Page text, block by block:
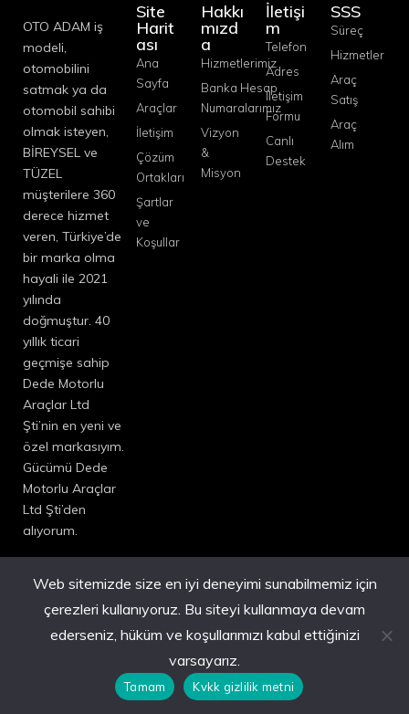
OTO ADAM iş
modeli,
otomobilini
satmak ya da
otomobil sahibi
olmak isteyen,
BİREYSEL ve
TÜZEL
müşterilere 360
derece hizmet
veren, Türkiye’de
bir marka olma
hayali ile 2021
yılında
doğmuştur. 40
yıllık ticari
geçmişe sahip
Dede Motorlu
Araçlar Ltd
Şti’nin en yeni ve
özel markasıyım.
Gücümü Dede
Motorlu Araçlar
Ltd Şti’den
alıyorum.
Site
Harit
ası
Ana
Sayfa
Araçlar
İletişim
Çözüm
Ortakları
Şartlar
ve
Koşullar
Hakkı
mızd
a
Hizmetlerimiz
Banka Hesap
Numaralarımız
Vizyon
&
Misyon
İletişi
m
Telefon
Adres
İletişim
Formu
Canlı
Destek
SSS
Süreç
Hizmetler
Araç
Satış
Araç
Alım
© 2025 Tüm Hakları Saklıdır.
Web sitemizde size en iyi deneyimi sunabilmemiz için
çerezleri kullanıyoruz. Bu siteyi kullanmaya devam
ederseniz, hüküm ve koşullarımızı kabul ettiğinizi
varsayarız.
Tamam Kvkk gizlilik metni